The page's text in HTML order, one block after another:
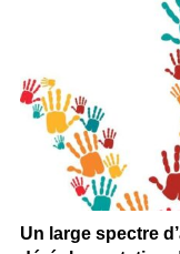
Un large spectre